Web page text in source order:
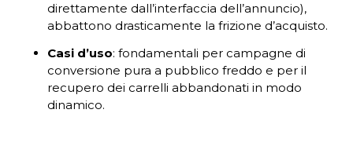
direttamente dall’interfaccia dell’annuncio),
abbattono drasticamente la frizione d’acquisto.
Casi d’uso: fondamentali per campagne di
conversione pura a pubblico freddo e per il
recupero dei carrelli abbandonati in modo
dinamico.